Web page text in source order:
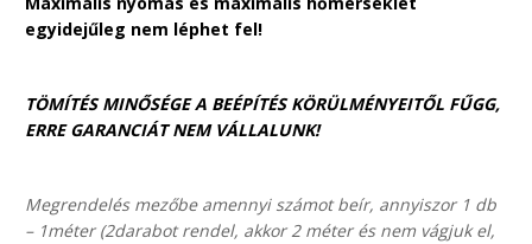
egyidejűleg nem léphet fel!
TÖMÍTÉS MINŐSÉGE A BEÉPÍTÉS KÖRÜLMÉNYEITŐL FŰGG,
ERRE GARANCIÁT NEM VÁLLALUNK!
Megrendelés mezőbe amennyi számot beír, annyiszor 1 db
– 1méter (2darabot rendel, akkor 2 méter és nem vágjuk el,